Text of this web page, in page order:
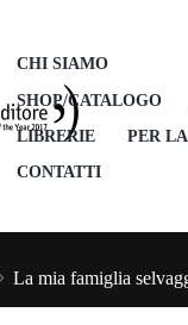
CHI SIAMO
SHOP/CATALOGO
LIBRERIE
PER
CONTATTI
La mia famiglia